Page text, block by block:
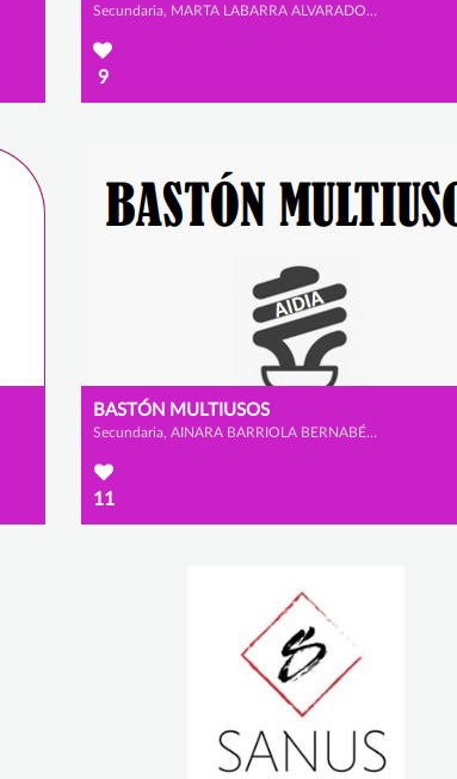
Secundaria, MARTA LABARRA ALVARADO y ÁNGELA VALBUENA PÉREZ
9
BASTÓN MULTIUSOS
Secundaria, AINARA BARRIOLA BERNABÉ y CLAUDIA LADRERO DE SANMILLÁN
11